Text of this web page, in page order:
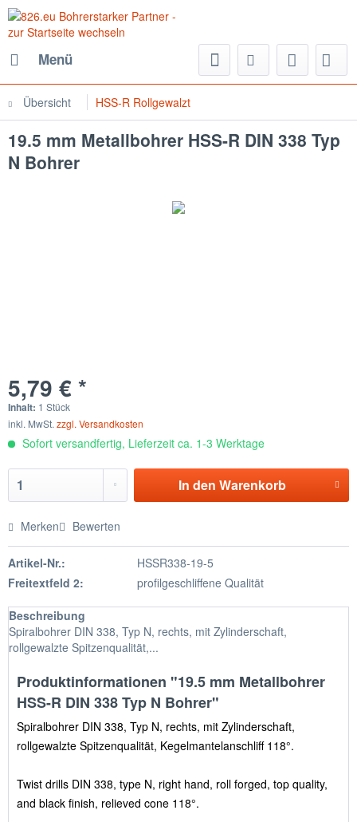
Menü
Übersicht HSS-R Rollgewalzt
19.5 mm Metallbohrer HSS-R DIN 338 Typ
N Bohrer
5,79 € *
Inhalt: 1 Stück
inkl. MwSt. zzgl. Versandkosten
Sofort versandfertig, Lieferzeit ca. 1-3 Werktage
In den Warenkorb
Merken Bewerten
Artikel-Nr.:
HSSR338-19-5
Freitextfeld 2:
profilgeschliffene Qualität
Beschreibung
Spiralbohrer DIN 338, Typ N, rechts, mit Zylinderschaft,
rollgewalzte Spitzenqualität,...
Produktinformationen "19.5 mm Metallbohrer
HSS-R DIN 338 Typ N Bohrer"
Spiralbohrer DIN 338, Typ N, rechts, mit Zylinderschaft,
rollgewalzte Spitzenqualität, Kegelmantelanschliff 118°.
Twist drills DIN 338, type N, right hand, roll forged, top quality,
and black finish, relieved cone 118°.